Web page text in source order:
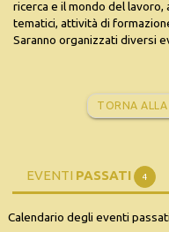
ricerca e il mondo del
tematici, attività di
Saranno organizzati diversi
TORNA
EVENTI PASSATI 4
Calendario degli eventi